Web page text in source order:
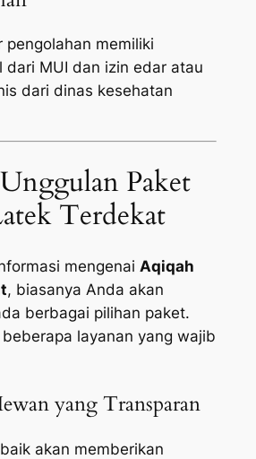
pengolahan memiliki
dari MUI dan izin edar atau
dari dinas kesehatan
Paket
Terdekat
mengenai Aqiqah
, biasanya Anda akan
berbagai pilihan paket.
layanan yang wajib
yang Transparan
akan memberikan